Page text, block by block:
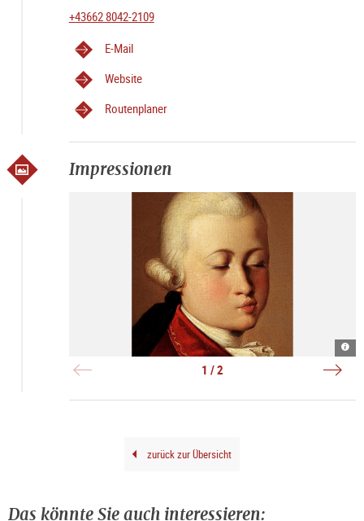
+43662 8042-2109
E-Mail
Website
Routenplaner
Impressionen
1 / 2
zurück zur Übersicht
Das könnte Sie auch interessieren: